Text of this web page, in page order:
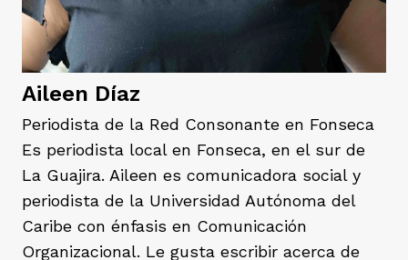
Aileen Díaz
Periodista de la Red Consonante en Fonseca
Es periodista local en Fonseca, en el sur de
La Guajira. Aileen es comunicadora social y
periodista de la Universidad Autónoma del
Caribe con énfasis en Comunicación
Organizacional. Le gusta escribir acerca de
Codazzi
de Atrato
Consonante
fórmula
principios
de estilo